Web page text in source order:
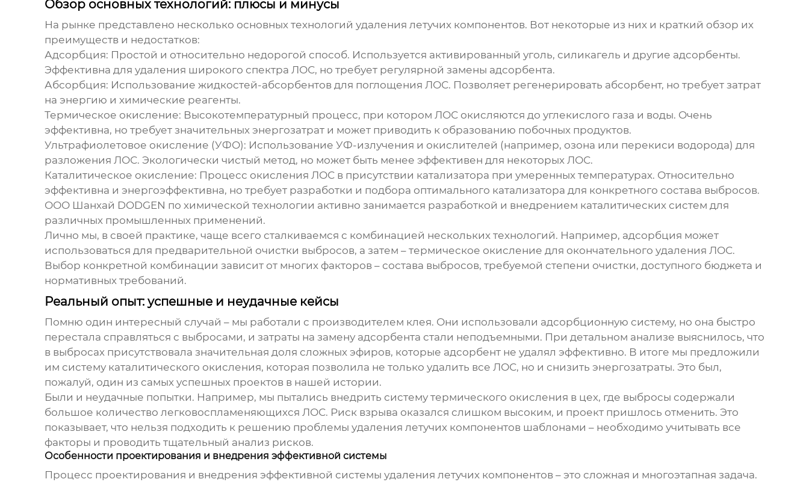
Обзор основных технологий: плюсы и минусы
На рынке представлено несколько основных технологий удаления летучих компонентов. Вот некоторые из них и краткий обзор их
преимуществ и недостатков:
Адсорбция: Простой и относительно недорогой способ. Используется активированный уголь, силикагель и другие адсорбенты.
Эффективна для удаления широкого спектра ЛОС, но требует регулярной замены адсорбента.
Абсорбция: Использование жидкостей-абсорбентов для поглощения ЛОС. Позволяет регенерировать абсорбент, но требует затрат
на энергию и химические реагенты.
Термическое окисление: Высокотемпературный процесс, при котором ЛОС окисляются до углекислого газа и воды. Очень
эффективна, но требует значительных энергозатрат и может приводить к образованию побочных продуктов.
Ультрафиолетовое окисление (УФО): Использование УФ-излучения и окислителей (например, озона или перекиси водорода) для
разложения ЛОС. Экологически чистый метод, но может быть менее эффективен для некоторых ЛОС.
Каталитическое окисление: Процесс окисления ЛОС в присутствии катализатора при умеренных температурах. Относительно
эффективна и энергоэффективна, но требует разработки и подбора оптимального катализатора для конкретного состава выбросов.
ООО Шанхай DODGEN по химической технологии активно занимается разработкой и внедрением каталитических систем для
различных промышленных применений.
Лично мы, в своей практике, чаще всего сталкиваемся с комбинацией нескольких технологий. Например, адсорбция может
использоваться для предварительной очистки выбросов, а затем – термическое окисление для окончательного удаления ЛОС.
Выбор конкретной комбинации зависит от многих факторов – состава выбросов, требуемой степени очистки, доступного бюджета и
нормативных требований.
Реальный опыт: успешные и неудачные кейсы
Помню один интересный случай – мы работали с производителем клея. Они использовали адсорбционную систему, но она быстро
перестала справляться с выбросами, и затраты на замену адсорбента стали неподъемными. При детальном анализе выяснилось, что
в выбросах присутствовала значительная доля сложных эфиров, которые адсорбент не удалял эффективно. В итоге мы предложили
им систему каталитического окисления, которая позволила не только удалить все ЛОС, но и снизить энергозатраты. Это был,
пожалуй, один из самых успешных проектов в нашей истории.
Были и неудачные попытки. Например, мы пытались внедрить систему термического окисления в цех, где выбросы содержали
большое количество легковоспламеняющихся ЛОС. Риск взрыва оказался слишком высоким, и проект пришлось отменить. Это
показывает, что нельзя подходить к решению проблемы удаления летучих компонентовшаблонами – необходимо учитывать все
факторы и проводить тщательный анализ рисков.
Особенности проектирования и внедрения эффективной системы
Процесс проектирования и внедрения эффективной системы удаления летучих компонентов– это сложная и многоэтапная задача.